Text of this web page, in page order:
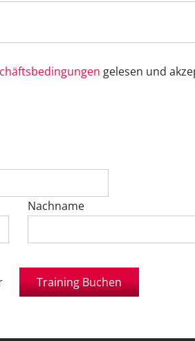
gelesen und
Nachname